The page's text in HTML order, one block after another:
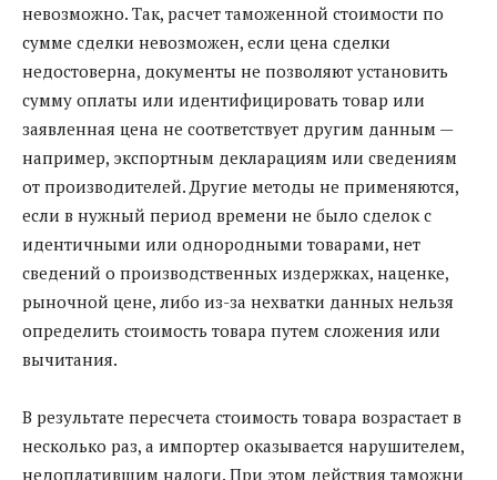
невозможно. Так, расчет таможенной стоимости по
сумме сделки невозможен, если цена сделки
недостоверна, документы не позволяют установить
сумму оплаты или идентифицировать товар или
заявленная цена не соответствует другим данным —
например, экспортным декларациям или сведениям
от производителей. Другие методы не применяются,
если в нужный период времени не было сделок с
идентичными или однородными товарами, нет
сведений о производственных издержках, наценке,
рыночной цене, либо из-за нехватки данных нельзя
определить стоимость товара путем сложения или
вычитания.
В результате пересчета стоимость товара возрастает в
несколько раз, а импортер оказывается нарушителем,
недоплатившим налоги. При этом действия таможни